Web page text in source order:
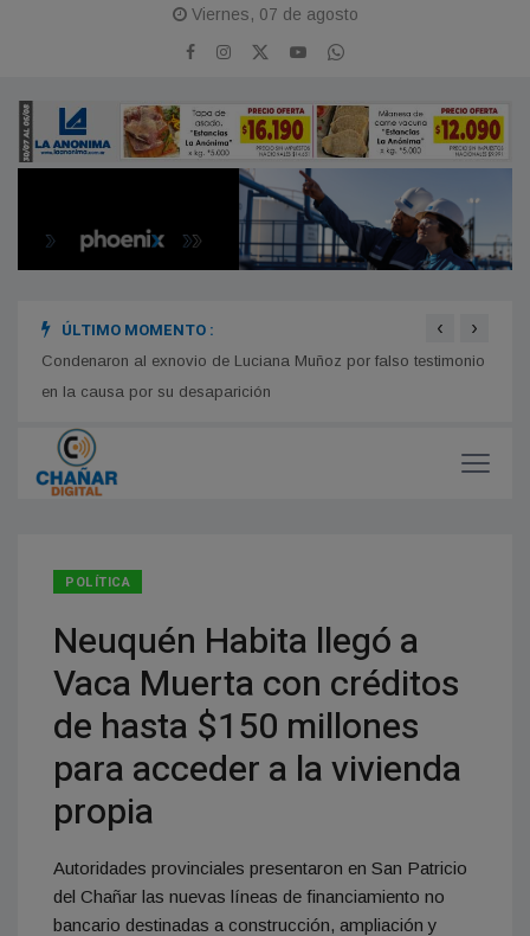
Viernes, 07 de agosto
ÚLTIMO MOMENTO :
Condenaron al exnovio de Luciana Muñoz por falso testimonio
en la causa por su desaparición
‹ ›
POLÍTICA
Neuquén Habita llegó a
Vaca Muerta con créditos
de hasta $150 millones
para acceder a la vivienda
propia
Autoridades provinciales presentaron en San Patricio
del Chañar las nuevas líneas de financiamiento no
bancario destinadas a construcción, ampliación y